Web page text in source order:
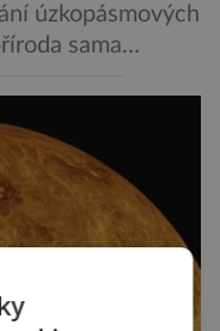
úzkopásmových
sama
totiž signál může
vyhodnotí
samozřejmě